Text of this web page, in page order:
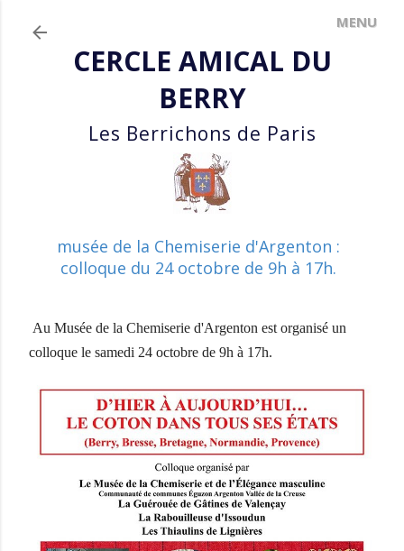
CERCLE AMICAL DU
BERRY
Les Berrichons de Paris
musée de la Chemiserie d'Argenton :
colloque du 24 octobre de 9h à 17h.
Au Musée de la Chemiserie d'Argenton est organisé un
colloque le samedi 24 octobre de 9h à 17h.